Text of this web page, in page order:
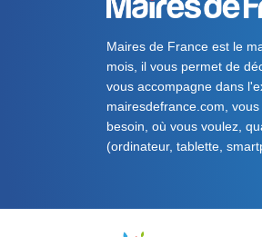
Maires de France est le
mois, il vous permet de
vous accompagne dans
mairesdefrance.com,
besoin, où vous voulez,
(ordinateur, tablette,